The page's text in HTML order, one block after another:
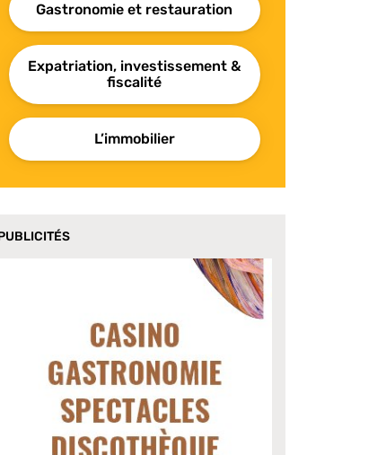
Gastronomie et restauration
Expatriation, investissement &
fiscalité
L’immobilier